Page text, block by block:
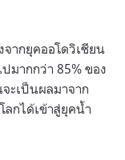
จากยุคออโดวิเชียน
มากกว่า 85% ของ
ะเป็นผลมาจาก
กได้เข้าสู่ยุคน้ำ